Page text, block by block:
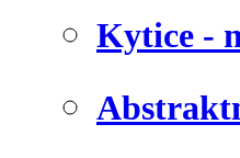
Kytice -